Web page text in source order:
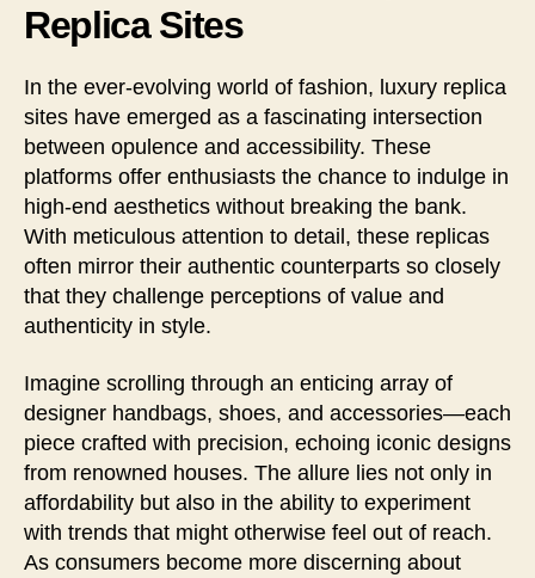
Replica Sites
In the ever-evolving world of fashion, luxury replica
sites have emerged as a fascinating intersection
between opulence and accessibility. These
platforms offer enthusiasts the chance to indulge in
high-end aesthetics without breaking the bank.
With meticulous attention to detail, these replicas
often mirror their authentic counterparts so closely
that they challenge perceptions of value and
authenticity in style.
Imagine scrolling through an enticing array of
designer handbags, shoes, and accessories—each
piece crafted with precision, echoing iconic designs
from renowned houses. The allure lies not only in
affordability but also in the ability to experiment
with trends that might otherwise feel out of reach.
As consumers become more discerning about